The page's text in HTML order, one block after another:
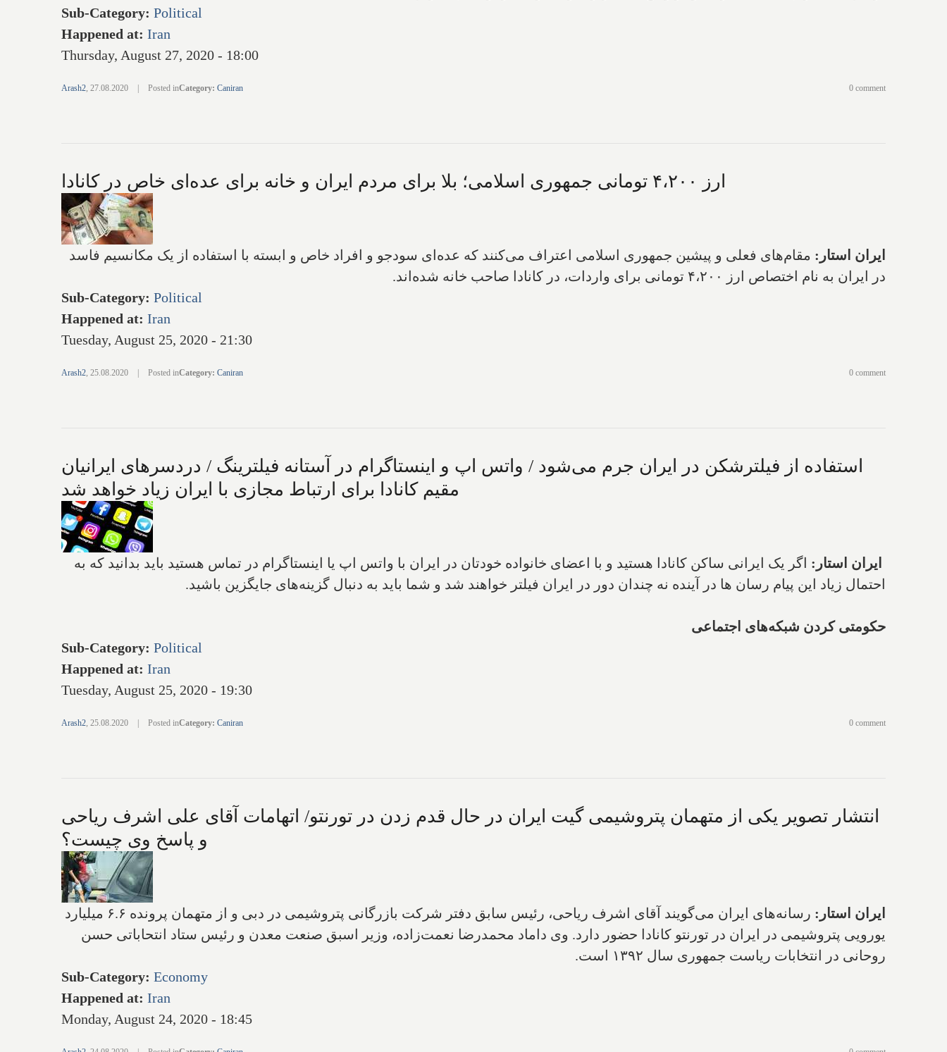
Sub-Category: Political
Happened at: Iran
Thursday, August 27, 2020 - 18:00
Arash2, 27.08.2020 Posted inCategory: Caniran 0 comment
ارز ۴،۲۰۰ تومانی جمهوری اسلامی؛ بلا برای مردم ایران و خانه برای عده‌ای خاص در کانادا
ایران استار: مقام‌های فعلی و پیشین جمهوری اسلامی اعتراف می‌کنند که عده‌ای سودجو و افراد خاص و ابسته با استفاده از یک مکانسیم فاسد
در ایران به نام اختصاص ارز ۴،۲۰۰ تومانی برای واردات، در کانادا صاحب خانه شده‌اند.
Sub-Category: Political
Happened at: Iran
Tuesday, August 25, 2020 - 21:30
Arash2, 25.08.2020 Posted inCategory: Caniran 0 comment
استفاده از فیلترشکن در ایران جرم می‌شود / واتس اپ و اینستاگرام در آستانه فیلترینگ / دردسرهای ایرانیان
مقیم کانادا برای ارتباط مجازی با ایران زیاد خواهد شد
ایران استار: اگر یک ایرانی ساکن کانادا هستید و با اعضای خانواده خودتان در ایران با واتس اپ یا اینستاگرام در تماس هستید باید بدانید که به
احتمال زیاد این پیام رسان ها در آینده نه چندان دور در ایران فیلتر خواهند شد و شما باید به دنبال گزینه‌های جایگزین باشید.
حکومتی کردن شبکه‌های اجتماعی
Sub-Category: Political
Happened at: Iran
Tuesday, August 25, 2020 - 19:30
Arash2, 25.08.2020 Posted inCategory: Caniran 0 comment
انتشار تصویر یکی از متهمان پتروشیمی گیت ایران در حال قدم زدن در تورنتو/ اتهامات آقای علی اشرف ریاحی
و پاسخ وی چیست؟
ایران استار:
رسانه‌های ایران می‌گویند آقای اشرف ریاحی، رئیس سابق دفتر شرکت بازرگانی پتروشیمی در دبی و از متهمان پرونده ۶.۶ میلیارد
یورویی پتروشیمی در ایران در تورنتو کانادا حضور دارد. وی داماد محمدرضا نعمت‌زاده، وزیر اسبق صنعت معدن و رئیس ستاد انتحاباتی حسن
روحانی در انتخابات ریاست جمهوری سال ۱۳۹۲ است.
Sub-Category: Economy
Happened at: Iran
Monday, August 24, 2020 - 18:45